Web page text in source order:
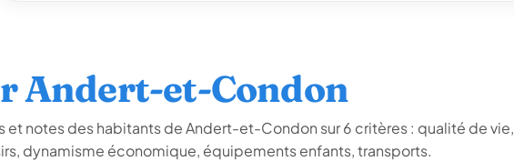
Andert-et-Condon
et notes des habitants de Andert-et-Condon sur 6 critères : qualité de vie,
dynamisme économique, équipements enfants, transports.